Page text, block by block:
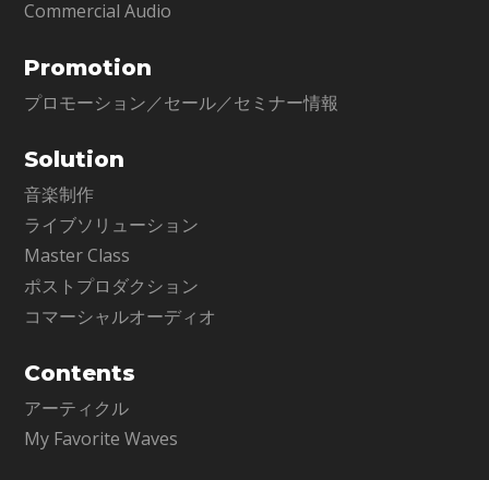
Commercial Audio
Promotion
プロモーション／セール／セミナー情報
Solution
音楽制作
ライブソリューション
Master Class
ポストプロダクション
コマーシャルオーディオ
Contents
アーティクル
My Favorite Waves